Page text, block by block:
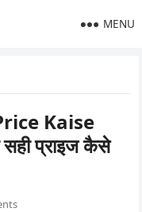
MENU
Kaise
प्राइज कैसे